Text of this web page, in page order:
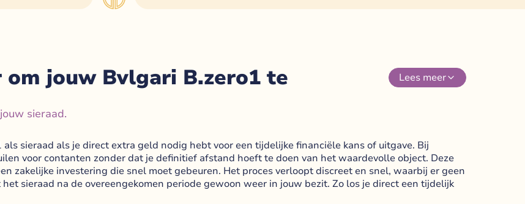
jouw Bvlgari B.zero1 te
sieraad.
Lees meer
sieraad als je direct extra geld nodig hebt voor een tijdelijke financiële kans of uitgave. Bij
voor contanten zonder dat je definitief afstand hoeft te doen van het waardevolle object. Deze
zakelijke investering die snel moet gebeuren. Het proces verloopt discreet en snel, waarbij er geen
sieraad na de overeengekomen periode gewoon weer in jouw bezit. Zo los je direct een tijdelijk